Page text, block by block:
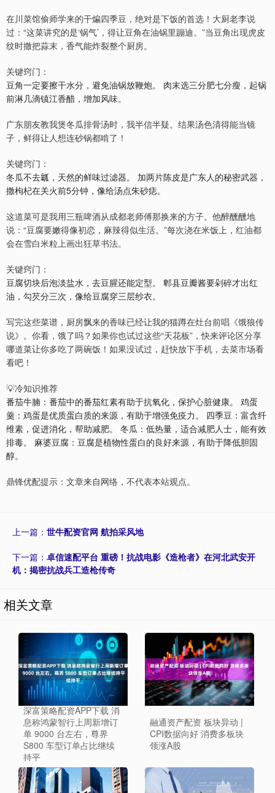
在川菜馆偷师学来的干煸四季豆，绝对是下饭的首选！大厨老李说
过：“这菜讲究的是‘锅气’，得让豆角在油锅里蹦迪。”当豆角出现虎皮
纹时撒把蒜末，香气能炸裂整个厨房。
关键窍门：
豆角一定要擦干水分，避免油锅放鞭炮。 肉末选三分肥七分瘦，起锅
前淋几滴镇江香醋，增加风味。
广东朋友教我煲冬瓜排骨汤时，我半信半疑。结果汤色清得能当镜
子，鲜得让人想连砂锅都啃了！
关键窍门：
冬瓜不去瓤，天然的鲜味过滤器。 加两片陈皮是广东人的秘密武器，
撒枸杞在关火前5分钟，像给汤点朱砂痣。
这道菜可是我用三瓶啤酒从成都老师傅那换来的方子。他醉醺醺地
说：“豆腐要嫩得像初恋，麻辣得似生活。”每次浇在米饭上，红油都
会在雪白米粒上画出狂草书法。
关键窍门：
豆腐切块后泡淡盐水，去豆腥还能定型。 郫县豆瓣酱要剁碎才出红
油，勾芡分三次，像给豆腐穿三层纱衣。
写完这些菜谱，厨房飘来的香味已经让我的猫蹲在灶台前唱《饿狼传
说》。你看，饿了吗？如果你也试过这些“天花板”，快来评论区分享
哪道菜让你多吃了两碗饭！如果没试过，赶快放下手机，去菜市场看
看吧！
💡冷知识推荐
番茄牛腩：番茄中的番茄红素有助于抗氧化，保护心脏健康。 鸡蛋
羹：鸡蛋是优质蛋白质的来源，有助于增强免疫力。 四季豆：富含纤
维素，促进消化，帮助减肥。 冬瓜：低热量，适合减肥人士，能有效
排毒。 麻婆豆腐：豆腐是植物性蛋白的良好来源，有助于降低胆固
醇。
鼎锋优配提示：文章来自网络，不代表本站观点。
上一篇： 世牛配资官网 航拍采风地
下一篇： 卓信速配平台 重磅！抗战电影《造枪者》在河北武安开
机：揭密抗战兵工造枪传奇
相关文章
深富策略配资APP下载 消
息称鸿蒙智行上周新增订
单 9000 台左右，尊界
S800 车型订单占比继续
持平
融通资产配资 板块异动 |
CPI数据向好 消费多板块
领涨A股